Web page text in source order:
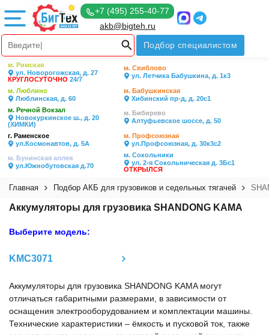
+7 (495) 255-40-77
akb@bigteh.ru
Подбор специалистом
м. Римская
ул. Новорогожская, д. 27
КРУГЛОСУТОЧНО 24/7
м. Свиблово
ул. Летчика Бабушкина, д. 1к3
м. Люблино
Люблинская, д. 60
м. Бабушкинская
Хибинский пр-д, д. 20с1
м. Речной Вокзал
Новокуркинское ш., д. 20
(ХИМКИ)
м. Бибирево
Алтуфьевское шоссе, д. 50
г. Раменское
ул.Космонавтов, д. 5А
м. Профсоюзная
ул.Профсоюзная, д. 30к3с2
м. Бунинская аллея
ул.Южнобутовская д.70
м. Сокольники
ул. 2-я Сокольническая д. 3Бс1
ОТКРЫЛСЯ
Главная Подбор АКБ для грузовиков и седельных тягачей
Аккумуляторы для грузовика SHANDONG KAMA
Выберите модель:
KMC3071
Аккумуляторы для грузовика SHANDONG KAMA могут
отличаться габаритными размерами, в зависимости от
оснащения электрооборудованием и комплектации машины.
Технические характеристики – ёмкость и пусковой ток, также